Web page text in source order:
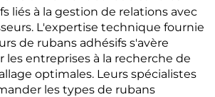
liés à la gestion de relations avec
L'expertise technique fournie
de rubans adhésifs s'avère
les entreprises à la recherche de
optimales. Leurs spécialistes
les types de rubans